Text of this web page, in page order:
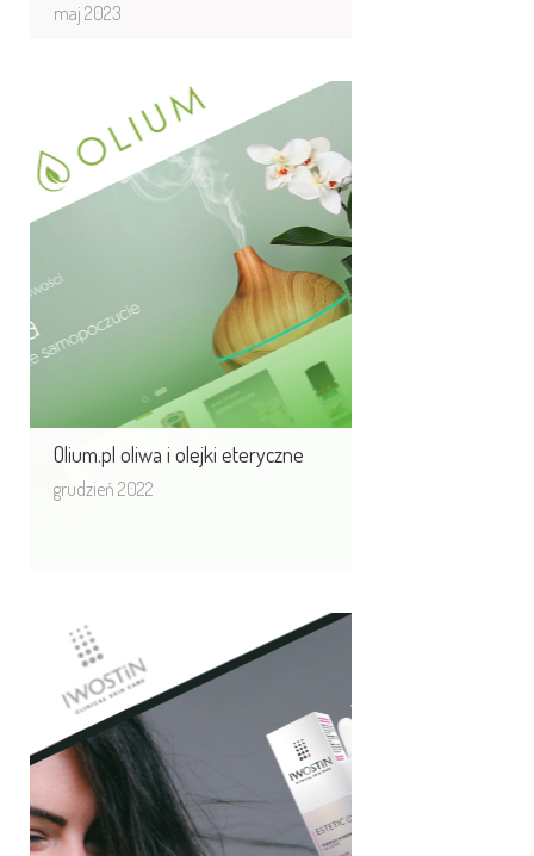
maj 2023
Olium.pl oliwa i olejki eteryczne
grudzień 2022
Olium.pl oliwa i olejki
eteryczne
Olium.pl - to specjaliści od olejków
eterycznych, aromaterapii, oliwy
z oliwek, oraz produktów i fitoterapii
Iwostin, kolejna marka
w naszym portfolio.
Rozpoczynamy przebudowę digital
wokół marki Iwostin.